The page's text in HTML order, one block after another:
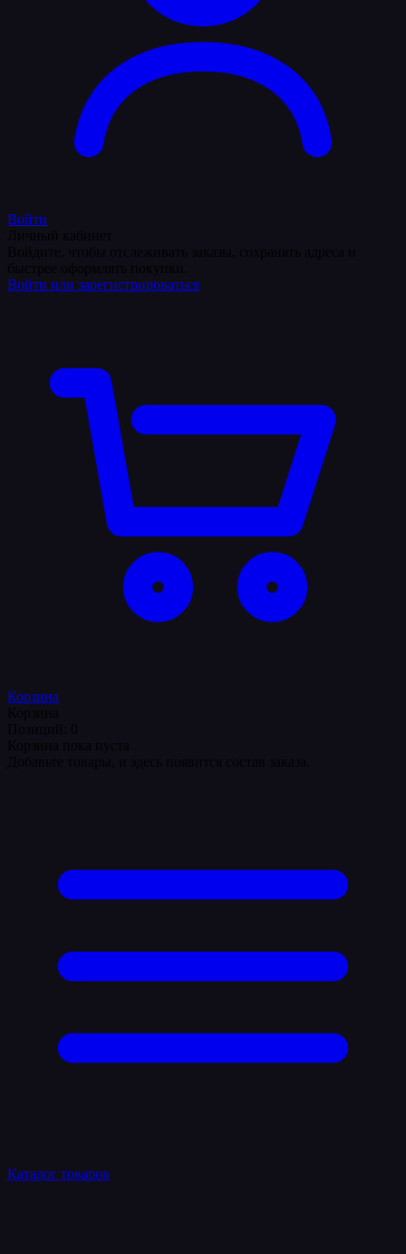
Войти
Войти или зарегистрироваться
Корзина
Каталог товаров